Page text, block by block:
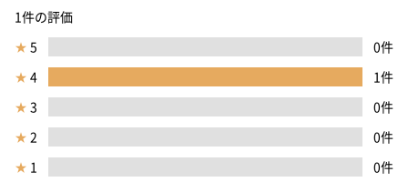
1件の評価
★ 5
0件
★ 4
1件
★ 3
0件
★ 2
0件
★ 1 0件